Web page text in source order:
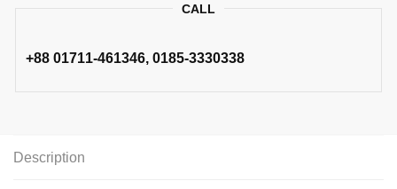
CALL
+88 01711-461346, 0185-3330338
Description